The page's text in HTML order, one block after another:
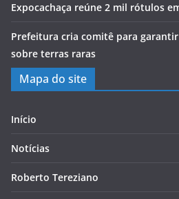
Expocachaça reúne 2 mil rótulos
Prefeitura cria comitê para
sobre terras raras
Mapa do site
Início
Notícias
Roberto Tereziano